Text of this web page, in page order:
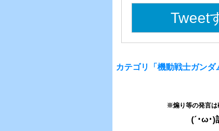
Tweet
カテゴリ「機動戦士ガン
※煽り等の発言は
(´･ω･)